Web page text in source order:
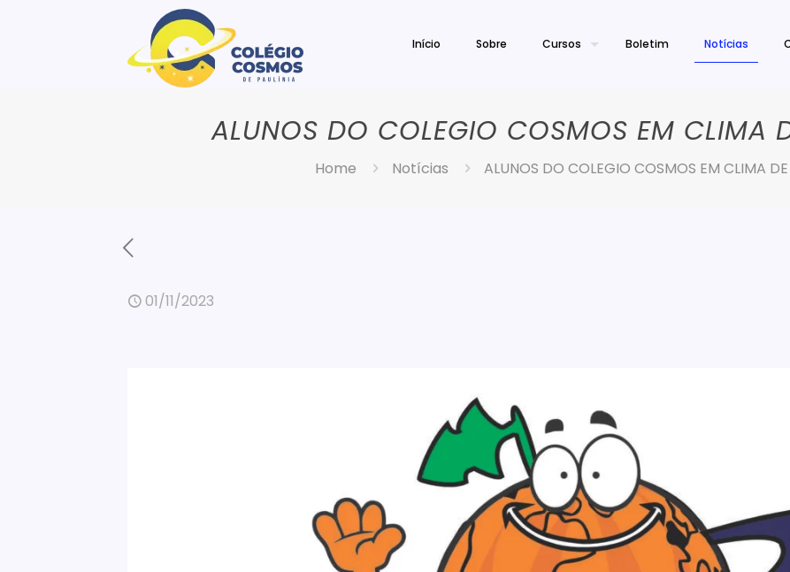
Início Sobre Cursos Boletim Notícias
ALUNOS DO COLEGIO COSMOS EM CLIMA
Home Notícias ALUNOS DO COLEGIO COSMOS EM CLIMA
01/11/2023